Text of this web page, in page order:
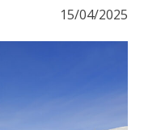
15/04/2025